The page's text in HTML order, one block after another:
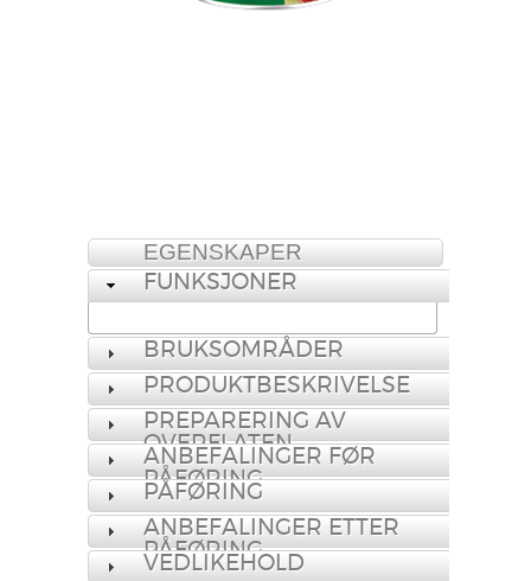
EGENSKAPER
FUNKSJONER
BRUKSOMRÅDER
PRODUKTBESKRIVELSE
PREPARERING AV
OVERFLATEN
ANBEFALINGER FØR
PÅFØRING
PÅFØRING
ANBEFALINGER ETTER
PÅFØRING
VEDLIKEHOLD